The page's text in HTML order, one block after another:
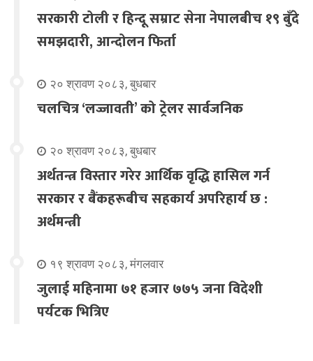
सरकारी टोली र हिन्दू सम्राट सेना नेपालबीच १९ बुँदे
समझदारी, आन्दोलन फिर्ता
२० श्रावण २०८३, बुधबार
चलचित्र ‘लज्जावती’ को ट्रेलर सार्वजनिक
२० श्रावण २०८३, बुधबार
अर्थतन्त्र विस्तार गरेर आर्थिक वृद्धि हासिल गर्न
सरकार र बैंकहरूबीच सहकार्य अपरिहार्य छ :
अर्थमन्त्री
१९ श्रावण २०८३, मंगलवार
जुलाई महिनामा ७१ हजार ७७५ जना विदेशी
पर्यटक भित्रिए